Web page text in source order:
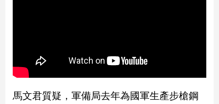
兩
岸/
際
馬文君質疑，軍備局去年為國軍生產步槍鋼